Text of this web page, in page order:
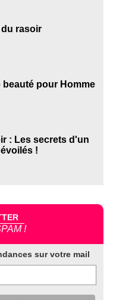
du rasoir
pour Homme
: Les secrets d'un
!
!
sur votre mail